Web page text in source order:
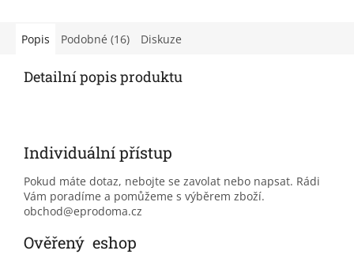
Popis Podobné (16) Diskuze
Detailní popis produktu
Individuální přístup
Pokud máte dotaz, nebojte se zavolat nebo napsat. Rádi
Vám poradíme a pomůžeme s výběrem zboží.
obchod@eprodoma.cz
Ověřený eshop